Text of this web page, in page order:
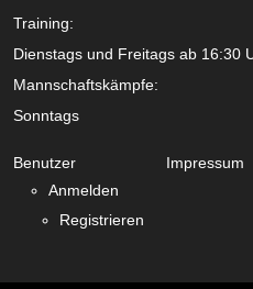
Training:
Dienstags und Freitags ab 16:30
Mannschaftskämpfe:
Sonntags
Benutzer
Anmelden
Registrieren
Impressum